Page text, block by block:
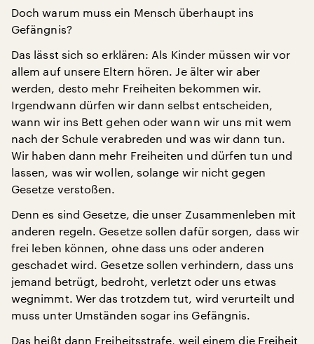
Doch warum muss ein Mensch überhaupt ins
Gefängnis?
Das lässt sich so erklären: Als Kinder müssen wir vor
allem auf unsere Eltern hören. Je älter wir aber
werden, desto mehr Freiheiten bekommen wir.
Irgendwann dürfen wir dann selbst entscheiden,
wann wir ins Bett gehen oder wann wir uns mit wem
nach der Schule verabreden und was wir dann tun.
Wir haben dann mehr Freiheiten und dürfen tun und
lassen, was wir wollen, solange wir nicht gegen
Gesetze verstoßen.
Denn es sind Gesetze, die unser Zusammenleben mit
anderen regeln. Gesetze sollen dafür sorgen, dass wir
frei leben können, ohne dass uns oder anderen
geschadet wird. Gesetze sollen verhindern, dass uns
jemand betrügt, bedroht, verletzt oder uns etwas
wegnimmt. Wer das trotzdem tut, wird verurteilt und
muss unter Umständen sogar ins Gefängnis.
Das heißt dann Freiheitsstrafe, weil einem die Freiheit